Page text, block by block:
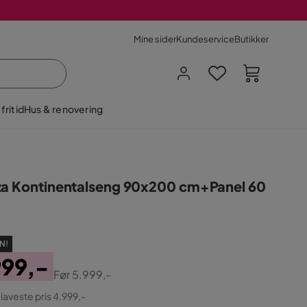
Mine siderKundeserviceButikker
fritidHus & renovering
Kontinentalseng 90x200 cm+Panel 60
Før5.999,-
pris 4.999,-